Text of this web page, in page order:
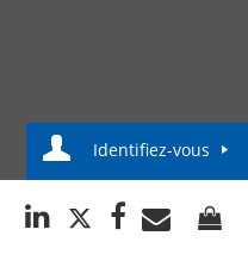
Identifiez-vous